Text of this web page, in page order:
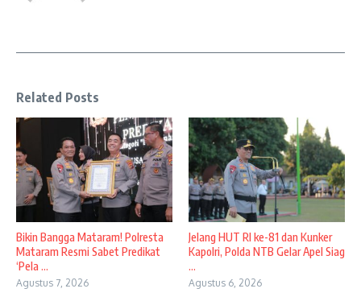
Related Posts
Bikin Bangga Mataram! Polresta
Mataram Resmi Sabet Predikat
‘Pela ...
Agustus 7, 2026
Jelang HUT RI ke-81 dan Kunker
Kapolri, Polda NTB Gelar Apel Siag
...
Agustus 6, 2026